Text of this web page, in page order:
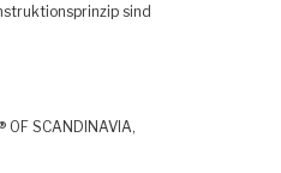
sind
OF SCANDINAVIA,